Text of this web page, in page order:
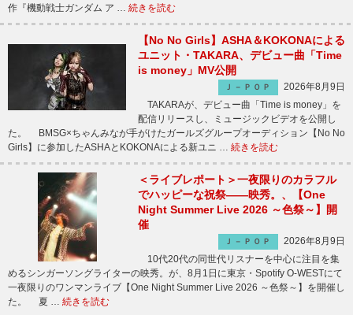
作『機動戦士ガンダム ア … 続きを読む
【No No Girls】ASHA＆KOKONAによる
ユニット・TAKARA、デビュー曲「Time
is money」MV公開
Ｊ－ＰＯＰ
2026年8月9日
TAKARAが、デビュー曲「Time is money」を
配信リリースし、ミュージックビデオを公開し
た。 BMSG×ちゃんみなが手がけたガールズグループオーディション【No No
Girls】に参加したASHAとKOKONAによる新ユニ … 続きを読む
＜ライブレポート＞一夜限りのカラフル
でハッピーな祝祭――映秀。、【One
Night Summer Live 2026 ～色祭～】開
催
Ｊ－ＰＯＰ
2026年8月9日
10代20代の同世代リスナーを中心に注目を集
めるシンガーソングライターの映秀。が、8月1日に東京・Spotify O-WESTにて
一夜限りのワンマンライブ【One Night Summer Live 2026 ～色祭～】を開催し
た。 夏 … 続きを読む